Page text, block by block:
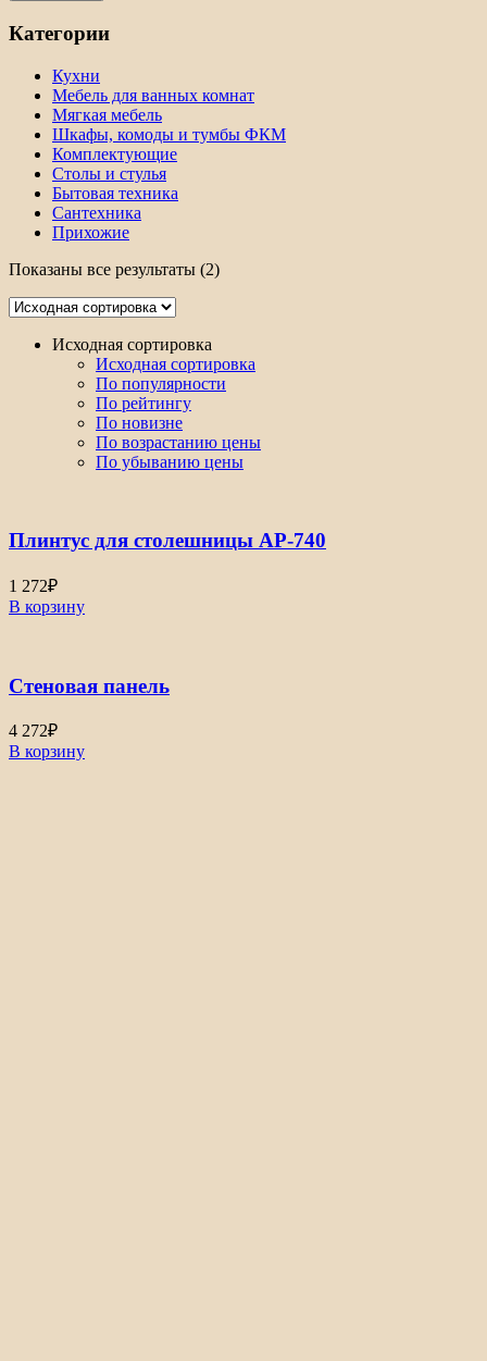
Категории
Кухни
Мебель для ванных комнат
Мягкая мебель
Шкафы, комоды и тумбы ФКМ
Комплектующие
Столы и стулья
Бытовая техника
Сантехника
Прихожие
Показаны все результаты (2)
Исходная сортировка
Исходная сортировка
По популярности
По рейтингу
По новизне
По возрастанию цены
По убыванию цены
Плинтус для столешницы АР-740
1 272₽
В корзину
Стеновая панель
4 272₽
В корзину